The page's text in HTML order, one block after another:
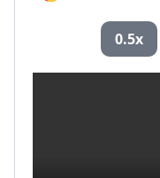
0.5x